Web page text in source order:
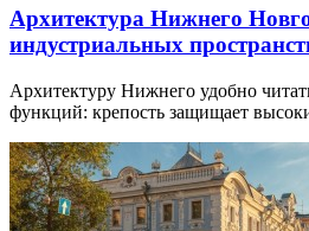
Архитектура Нижнего
индустриальных
Архитектуру Нижнего удобно
функций: крепость защищает